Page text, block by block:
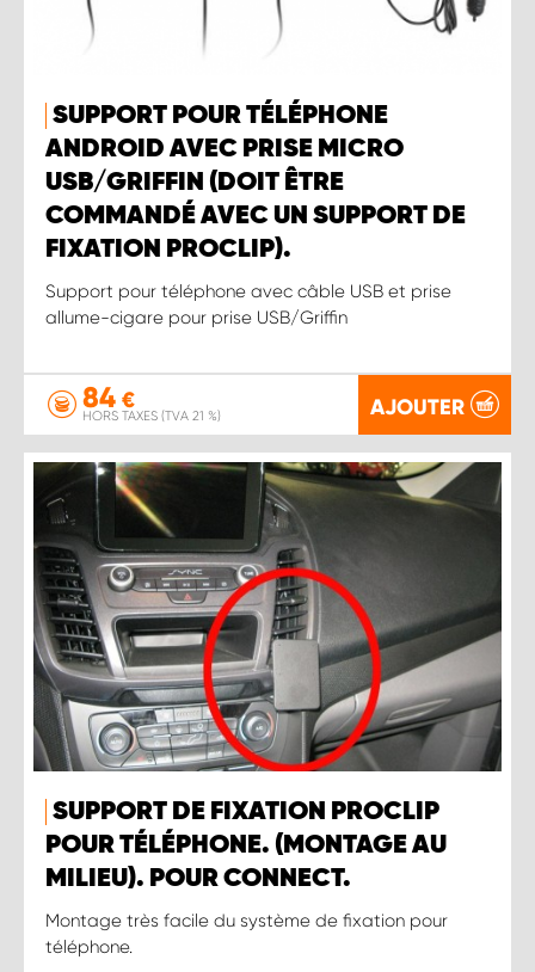
SUPPORT POUR TÉLÉPHONE
ANDROID AVEC PRISE MICRO
USB/GRIFFIN (DOIT ÊTRE
COMMANDÉ AVEC UN SUPPORT DE
FIXATION PROCLIP).
Support pour téléphone avec câble USB et prise
allume-cigare pour prise USB/Griffin
84 €
HORS TAXES (TVA 21 %) AJOUTER
SUPPORT DE FIXATION PROCLIP
POUR TÉLÉPHONE. (MONTAGE AU
MILIEU). POUR CONNECT.
Montage très facile du système de fixation pour
téléphone.